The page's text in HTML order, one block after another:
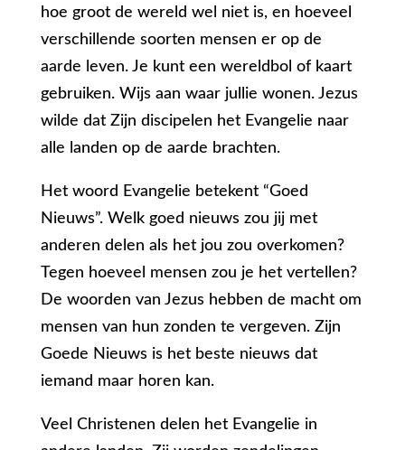
hoe groot de wereld wel niet is, en hoeveel
verschillende soorten mensen er op de
aarde leven. Je kunt een wereldbol of kaart
gebruiken. Wijs aan waar jullie wonen. Jezus
wilde dat Zijn discipelen het Evangelie naar
alle landen op de aarde brachten.
Het woord Evangelie betekent “Goed
Nieuws”. Welk goed nieuws zou jij met
anderen delen als het jou zou overkomen?
Tegen hoeveel mensen zou je het vertellen?
De woorden van Jezus hebben de macht om
mensen van hun zonden te vergeven. Zijn
Goede Nieuws is het beste nieuws dat
iemand maar horen kan.
Veel Christenen delen het Evangelie in